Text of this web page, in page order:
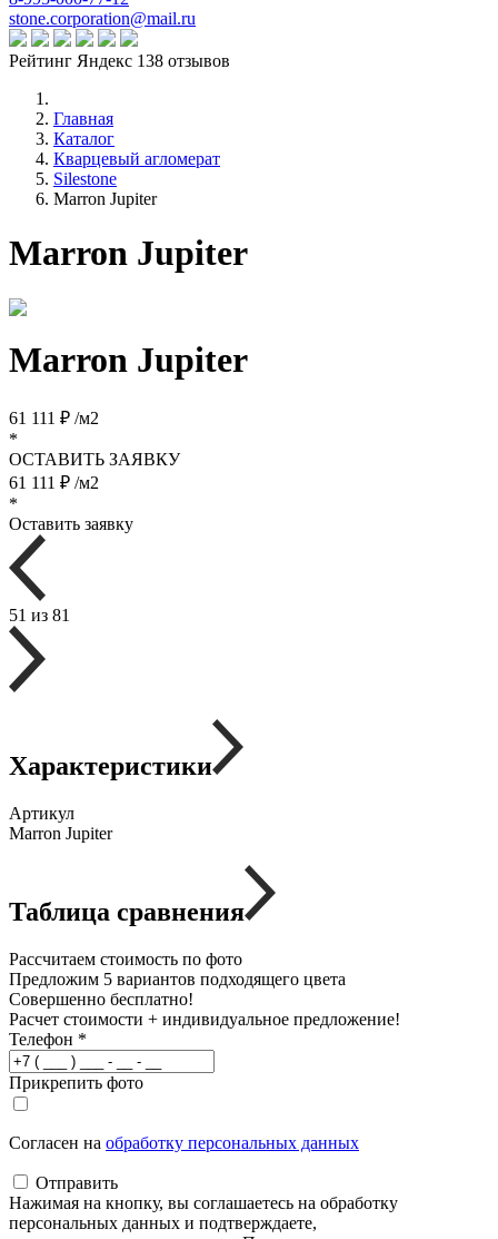
stone.corporation@mail.ru
Рейтинг Яндекс 138 отзывов
Главная
Каталог
Кварцевый агломерат
Silestone
Marron Jupiter
Marron Jupiter
Marron Jupiter
61 111 ₽ /м2
*
ОСТАВИТЬ ЗАЯВКУ
61 111 ₽ /м2
*
Оставить заявку
51 из 81
Характеристики
Артикул
Marron Jupiter
Таблица сравнения
Рассчитаем стоимость по фото
Предложим 5 вариантов подходящего цвета
Совершенно бесплатно!
Расчет стоимости + индивидуальное предложение!
Телефон *
Прикрепить фото
Согласен на обработку персональных данных
Отправить
Нажимая на кнопку, вы соглашаетесь на обработку
персональных данных и подтверждаете,